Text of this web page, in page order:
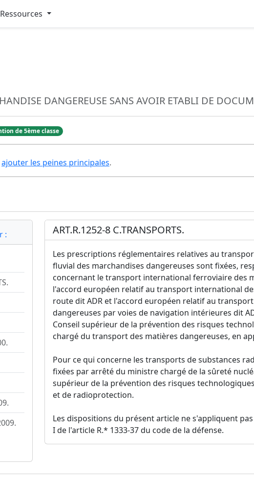
Ressources
DANGEREUSE SANS AVOIR ETABLI DE
de 5ème classe
ajouter les peines principales.
: ART.R.1252-8 C.TRANSPORTS.
Les prescriptions réglementaires relatives au
fluvial des marchandises dangereuses sont fixées,
concernant le transport international ferroviaire des
l'accord européen relatif au transport international
route dit ADR et l'accord européen relatif au
dangereuses par voies de navigation intérieures dit
Conseil supérieur de la prévention des risques
chargé du transport des matières dangereuses, en
Pour ce qui concerne les transports de substances
fixées par arrêté du ministre chargé de la sûreté
supérieur de la prévention des risques
et de radioprotection.
Les dispositions du présent article ne s'appliquent
I de l'article R.* 1333-37 du code de la défense.